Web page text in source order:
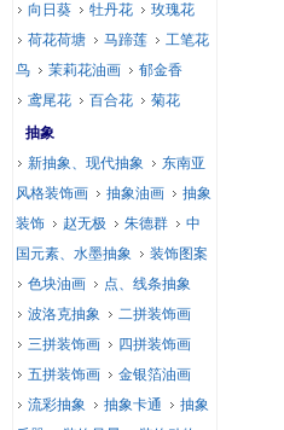
向日葵
牡丹花
玫瑰花
荷花荷塘
马蹄莲
工笔花
鸟
茉莉花油画
郁金香
鸢尾花
百合花
菊花
抽象
新抽象、现代抽象
东南亚
风格装饰画
抽象油画
抽象
装饰
赵无极 朱德群
中
国元素、水墨抽象
装饰图案
色块油画
点、线条抽象
波洛克抽象
二拼装饰画
三拼装饰画
四拼装饰画
五拼装饰画
金银箔油画
流彩抽象
抽象卡通
抽象